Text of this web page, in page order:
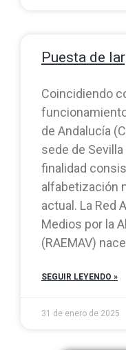
Puesta de
Coincidiendo
de Andalucía
sede de
finalidad
alfabetización
actual. La Red
Medios por la
(RAEMAV)
SEGUIR LEYENDO »
31 de enero de 2025